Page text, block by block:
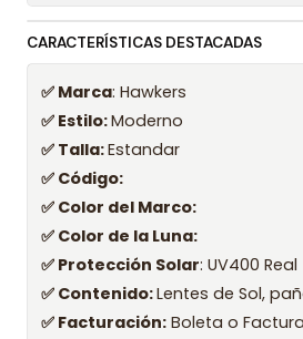
CARACTERÍSTICAS DESTACADAS
✅ Marca: Hawkers
✅ Estilo:Moderno
✅ Talla:Estandar
✅ Código:
✅ Color del Marco:
✅ Color de la Luna:
✅ Protección Solar: UV400 Real
✅ Contenido:Lentes de Sol,
✅ Facturación: Boleta o Factura